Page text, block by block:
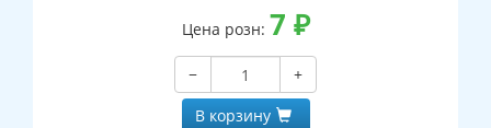
Цена розн: 7 ₽
−
+
В корзину